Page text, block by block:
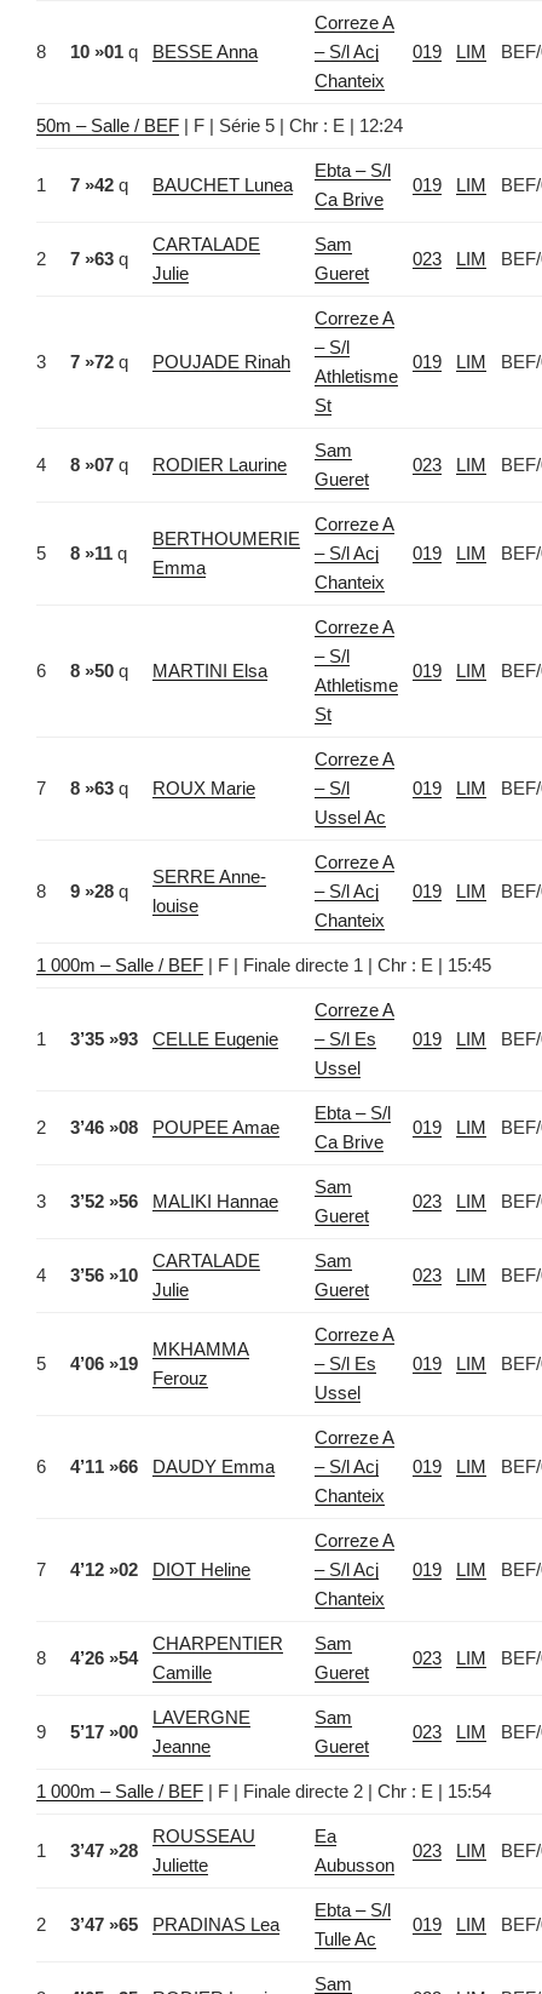
8 10 »01 q BESSE Anna
Correze A
– S/l Acj
Chanteix
019 LIM
50m – Salle / BEF | F | Série 5 | Chr : E | 12:24
1 7 »42 q BAUCHET Lunea
Ebta – S/l
Ca Brive
019 LIM
2 7 »63 q
CARTALADE
Julie
Sam
Gueret
023 LIM
3 7 »72 q POUJADE Rinah
Correze A
– S/l
Athletisme
St
019 LIM
4 8 »07 q RODIER Laurine
Sam
Gueret
023 LIM
5 8 »11 q
BERTHOUMERIE
Emma
Correze A
– S/l Acj
Chanteix
019 LIM
6 8 »50 q MARTINI Elsa
Correze A
– S/l
Athletisme
St
019 LIM
7 8 »63 q ROUX Marie
Correze A
– S/l
Ussel Ac
019 LIM
8 9 »28 q
SERRE Anne-
louise
Correze A
– S/l Acj
Chanteix
019 LIM
1 000m – Salle / BEF | F | Finale directe 1 | Chr : E | 15:45
1 3’35 »93 CELLE Eugenie
Correze A
– S/l Es
Ussel
019 LIM
2 3’46 »08 POUPEE Amae
Ebta – S/l
Ca Brive
019 LIM
3 3’52 »56 MALIKI Hannae
Sam
Gueret
023 LIM
4 3’56 »10
CARTALADE
Julie
Sam
Gueret
023 LIM
5 4’06 »19
MKHAMMA
Ferouz
Correze A
– S/l Es
Ussel
019 LIM
6 4’11 »66 DAUDY Emma
Correze A
– S/l Acj
Chanteix
019 LIM
7 4’12 »02 DIOT Heline
Correze A
– S/l Acj
Chanteix
019 LIM
8 4’26 »54
CHARPENTIER
Camille
Sam
Gueret
023 LIM
9 5’17 »00
LAVERGNE
Jeanne
Sam
Gueret
023 LIM
1 000m – Salle / BEF | F | Finale directe 2 | Chr : E | 15:54
1 3’47 »28
ROUSSEAU
Juliette
Ea
Aubusson
023 LIM
2 3’47 »65 PRADINAS Lea
Ebta – S/l
Tulle Ac
019 LIM
Sam